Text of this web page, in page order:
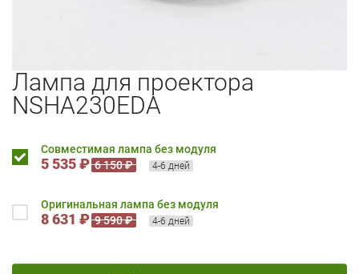
Лампа для проектора
NSHA230EDA
Совместимая лампа без модуля
5 535 ₽ 6 150 ₽ 4-6 дней
Оригинальная лампа без модуля
8 631 ₽ 9 590 ₽ 4-6 дней